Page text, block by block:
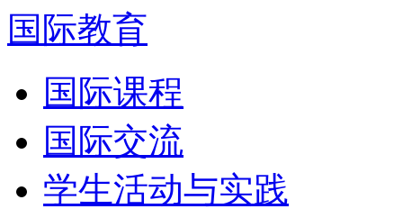
国际教育
国际课程
国际交流
学生活动与实践